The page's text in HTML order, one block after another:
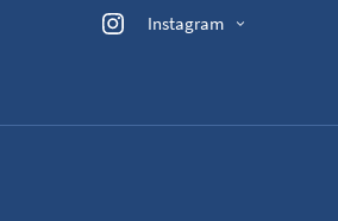
Instagram